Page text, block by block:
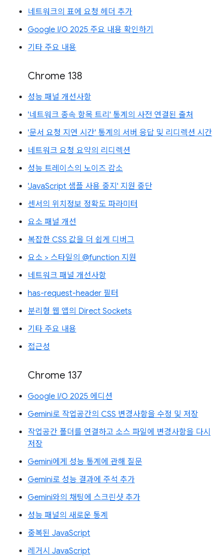
네트워크의 표에 요청 헤더 추가
Google I/O 2025 주요 내용 확인하기
기타 주요 내용
Chrome 138
성능 패널 개선사항
'네트워크 종속 항목 트리' 통계의 사전 연결된 출처
'문서 요청 지연 시간' 통계의 서버 응답 및 리디렉션 시간
네트워크 요청 요약의 리디렉션
성능 트레이스의 노이즈 감소
'JavaScript 샘플 사용 중지' 지원 중단
센서의 위치정보 정확도 파라미터
요소 패널 개선
복잡한 CSS 값을 더 쉽게 디버그
요소 > 스타일의 @function 지원
네트워크 패널 개선사항
has-request-header 필터
분리형 웹 앱의 Direct Sockets
기타 주요 내용
접근성
Chrome 137
Google I/O 2025 에디션
Gemini로 작업공간의 CSS 변경사항을 수정 및 저장
작업공간 폴더를 연결하고 소스 파일에 변경사항을 다시
저장
Gemini에게 성능 통계에 관해 질문
Gemini로 성능 결과에 주석 추가
Gemini와의 채팅에 스크린샷 추가
성능 패널의 새로운 통계
중복된 JavaScript
레거시 JavaScript